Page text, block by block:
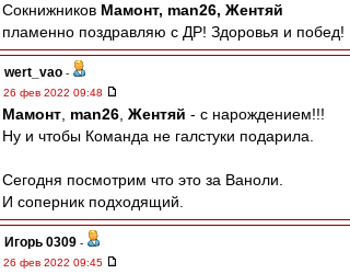
Сокнижников Мамонт, man26, Жентяй
пламенно поздравляю с ДР! Здоровья и побед!
wert_vao -
26 фев 2022 09:48
Мамонт man26 Жентяй - с нарождением!!!
Ну и чтобы Команда не галстуки подарила.
Сегодня посмотрим что это за Ваноли.
И соперник подходящий.
Игорь 0309 -
26 фев 2022 09:45